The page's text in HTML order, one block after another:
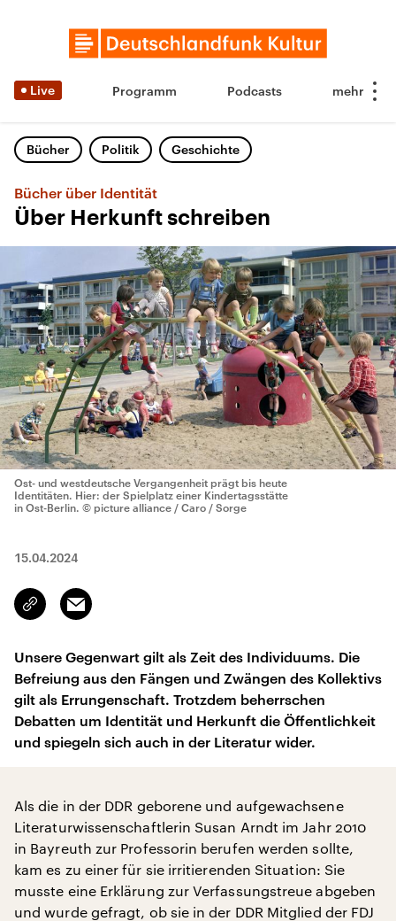
Live Programm Podcasts
Bücher Politik Geschichte
Bücher über Identität
Über Herkunft schreiben
Ost- und westdeutsche Vergangenheit prägt bis heute
Identitäten. Hier: der Spielplatz einer Kindertagsstätte
in Ost-Berlin. © picture alliance / Caro / Sorge
15.04.2024
Link
kopieren/teilen
Email
Unsere Gegenwart gilt als Zeit des Individuums. Die
Befreiung aus den Fängen und Zwängen des Kollektivs
gilt als Errungenschaft. Trotzdem beherrschen
Debatten um Identität und Herkunft die Öffentlichkeit
und spiegeln sich auch in der Literatur wider.
Als die in der DDR geborene und aufgewachsene
Literaturwissenschaftlerin Susan Arndt im Jahr 2010
in Bayreuth zur Professorin berufen werden sollte,
kam es zu einer für sie irritierenden Situation: Sie
musste eine Erklärung zur Verfassungstreue abgeben
und wurde gefragt, ob sie in der DDR Mitglied der FDJ